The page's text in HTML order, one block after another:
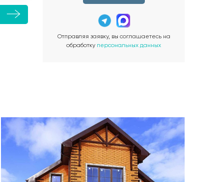
Отправляя заявку, вы соглашаетесь на
обработку персональных данных